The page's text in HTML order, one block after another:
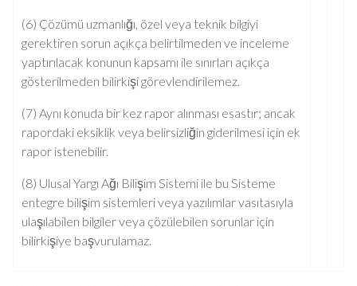
(6) Çözümü uzmanlığı, özel veya teknik bilgiyi
gerektiren sorun açıkça belirtilmeden ve inceleme
yaptırılacak konunun kapsamı ile sınırları açıkça
gösterilmeden bilirkişi görevlendirilemez.
(7) Aynı konuda bir kez rapor alınması esastır; ancak
rapordaki eksiklik veya belirsizliğin giderilmesi için ek
rapor istenebilir.
(8) Ulusal Yargı Ağı Bilişim Sistemi ile bu Sisteme
entegre bilişim sistemleri veya yazılımlar vasıtasıyla
ulaşılabilen bilgiler veya çözülebilen sorunlar için
bilirkişiye başvurulamaz.